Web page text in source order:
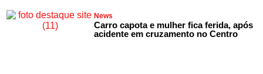
News
Carro capota e mulher fica ferida, após
acidente em cruzamento no Centro